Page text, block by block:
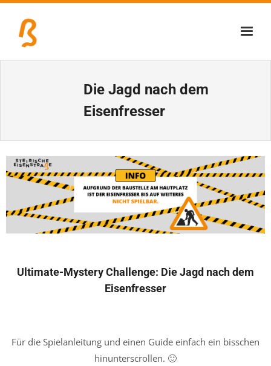
Eisenstraßenmuseen
Veranstaltungen
Die Jagd nach dem
Eisenfresser
Ultimate-Mystery Challenge: Die Jagd nach dem
Eisenfresser
Für die Spielanleitung und einen Guide einfach ein bisschen
hinunterscrollen. 🙂